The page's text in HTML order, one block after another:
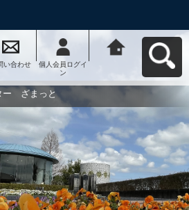
い合わせ
個人会員ログイ
ン
ー ざまっとへ
ー ざまっと